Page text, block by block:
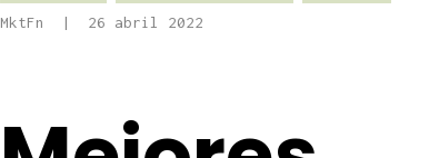
MktFn 26 abril 2022